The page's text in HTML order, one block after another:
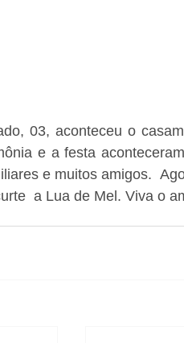
03, aconteceu o
e a festa
e muitos amigos.
a Lua de Mel. Viva o